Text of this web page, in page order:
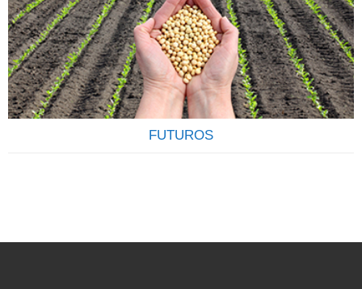
em mente que seus objetivos podem sofrer alterações, e
que constância, disciplina e compromisso são os elementos
mais importantes para o sucesso de seu investimento. Veja
como é fácil e rápido abrir uma conta na Terra
Investimentos,…
FUTUROS